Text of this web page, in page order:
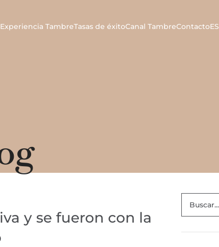
Experiencia TambreTasas de éxitoCanal TambreContactoES
y se fueron con la